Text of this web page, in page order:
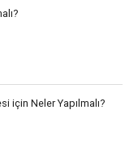
için Neler Yapılmalı?